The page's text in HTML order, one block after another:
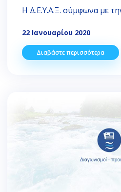
Η Δ.Ε.Υ.Α.Ξ. σύμφωνα με
22 Ιανουαρίου 2020
Διαβάστε περισσότερα